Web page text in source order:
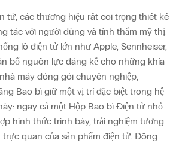
tử, các thương hiệu rất coi trọng thiết kế
tác với người dùng và tính thẩm mỹ thị
lồ điện tử lớn như Apple, Sennheiser,
bổ nguồn lực đáng kể cho những khía
máy đóng gói chuyên nghiệp,
Bao bì giữ một vị trí đặc biệt trong hệ
ngay cả một Hộp Bao bì Điện tử nhỏ
hình thức trình bày, trải nghiệm tương
quan của sản phẩm điện tử. Đồng